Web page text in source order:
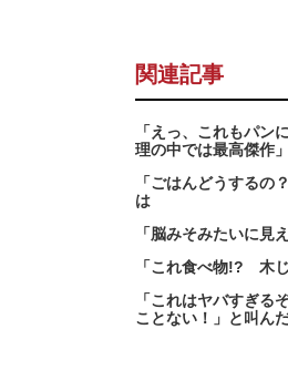
関連記事
「えっ、これもパ
理の中では最高傑作
「ごはんどうする
は
「脳みそみたいに
「これ食べ物!? 木
「これはヤバすぎ
ことない！」と叫ん